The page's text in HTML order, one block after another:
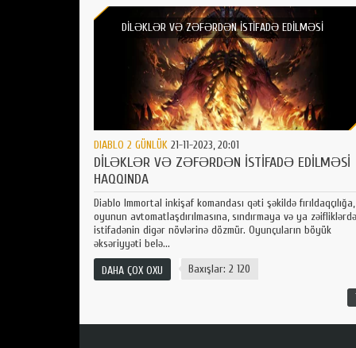
DİLƏKLƏR VƏ ZƏFƏRDƏN İSTİFADƏ EDİLMƏSİ
HAQQINDA
DIABLO 2 GÜNLÜK21-11-2023, 20:01
DİLƏKLƏR VƏ ZƏFƏRDƏN İSTİFADƏ EDİLMƏSİ
HAQQINDA
Diablo Immortal inkişaf komandası qəti şəkildə fırıldaqçılığa,
oyunun avtomatlaşdırılmasına, sındırmaya və ya
istifadənin digər növlərinə dözmür. Oyunçuların böyük
əksəriyyəti belə...
DAHA ÇOX OXU
Baxışlar: 2 120